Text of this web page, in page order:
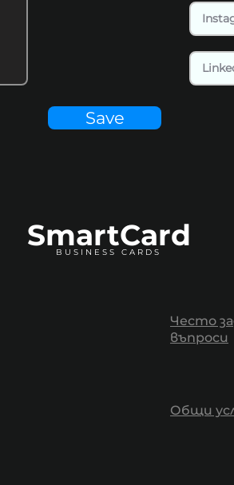
Save
SmartCard
BUSINESS CARDS
Често
въпроси
Общи